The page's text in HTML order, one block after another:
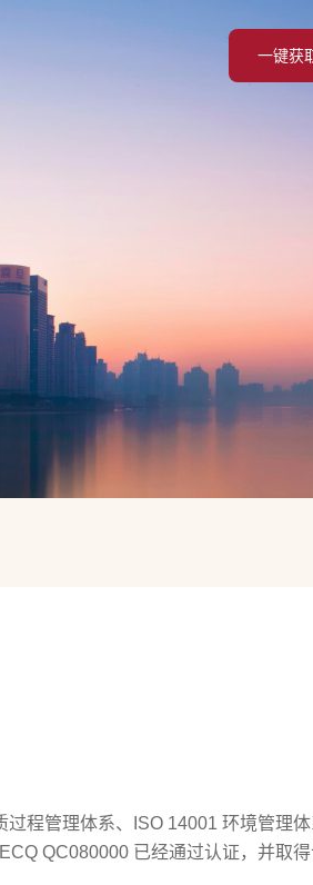
一键获
程管理体系、ISO 14001 环境管理体
QC080000 已经通过认证，并取